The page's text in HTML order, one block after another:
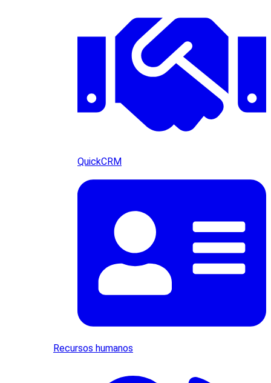
QuickCRM
Recursos humanos